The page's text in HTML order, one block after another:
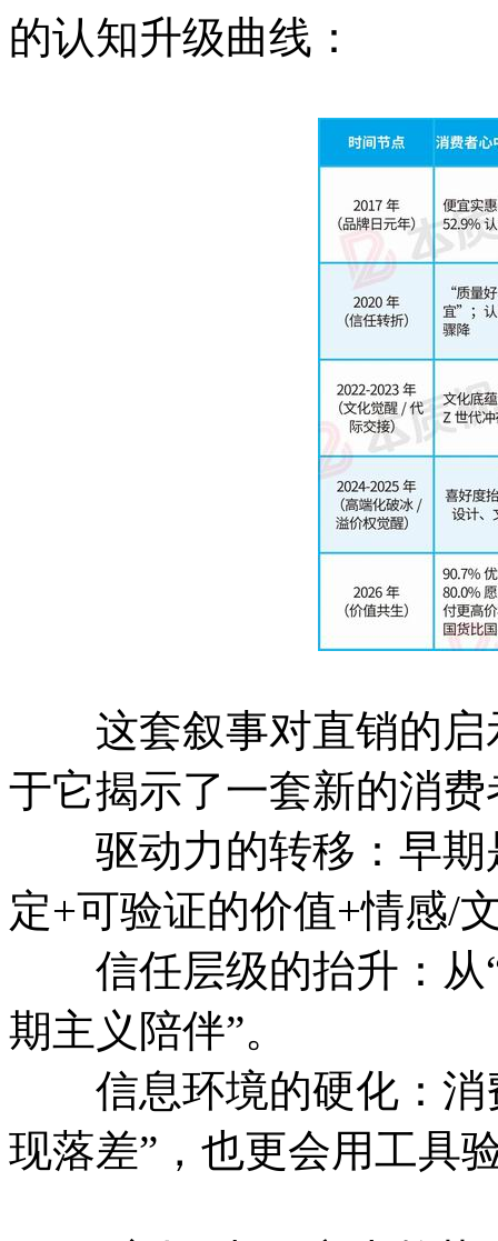
的认知升级曲线：
这套叙事对直销的启
于它揭示了一套新的消
驱动力的转移：早期
定+可验证的价值+情感/
信任层级的抬升：从
期主义陪伴”。
信息环境的硬化：消
现落差”，也更会用工具